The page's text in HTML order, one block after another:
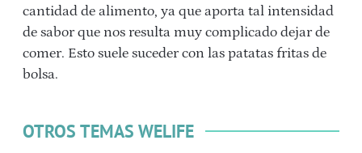
cantidad de alimento, ya que aporta tal intensidad
de sabor que nos resulta muy complicado dejar de
comer. Esto suele suceder con las patatas fritas de
bolsa.
OTROS TEMAS WELIFE